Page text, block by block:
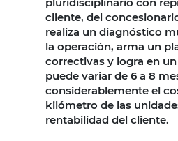
cliente, del
realiza un diagnóstico
la operación, arma un
correctivas y logra en
puede variar de 6 a 8
considerablemente el
kilómetro de las
rentabilidad del cliente.